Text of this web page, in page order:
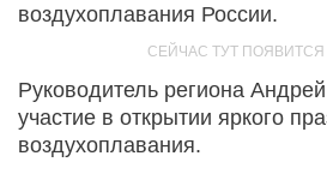
воздухоплавания России.
Руководитель региона
участие в открытии яркого
воздухоплавания.